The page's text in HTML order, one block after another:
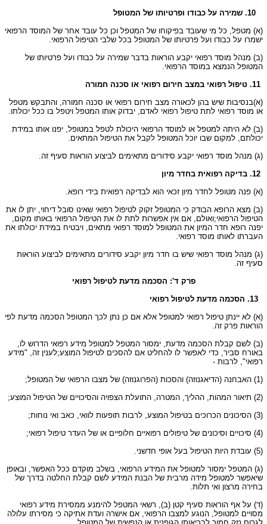
(א) מטפל, כל מי שעובד בפיקוחו של המטפל וכן כל עובד אחר של המוסד הרפואי
ישמרו על כבודו ועל פרטיותו של המטופל בכל שלבי הטיפול הרפואי.
(ב) מנהל מוסד רפואי יקבע הוראות בדבר שמירה על כבודו ועל פרטיותו של
המטופל הנמצא במוסד הרפואי.
(א)בנסיבות שיש בהן לכאורה מצב חירום רפואי או סכנה חמורה, והתבקש מטפל
או מוסד רפואי לתת טיפול רפואי לאדם, יבדוק אותו המטפל ויטפל בו ככל יכולתו.
(ב) לא היתה למטפל או למוסד הרפואי היכולת לטפל במטופל, יפנו אותו במידת
יכולתם, למקום שבו יוכל המטופל לקבל את הטיפול המתאים.
(ג) מנהל מוסד רפואי יקבע סידורים מתאימים לביצוע הוראות סעיף זה.
(א) פנה מטופל לחדר מיון זכאי הוא לבדיקה רפואית בידי רופא.
(ב) מצא הרופא הבודק כי המטופל זקוק לטיפול רפואי שאינו סובל דיחוי, יתן לו את
הטיפול הרפואי;ואולם, אם אין אפשרות לתת לו את הטיפול הרפואי באותו מקום,
יפנה רופא חדר המיון את המטופל למוסד רפואי מתאים, ויבטיח במידת יכולתו את
העברתו לאותו מוסד רפואי.
(ג) מנהל מוסד רפואי שיש בו חדר מיון יקבע סידורים מתאימים לביצוע הוראות
סעיף זה.
פרק ד': הסכמה מדעת לטיפול רפואי
(א) לא יינתן טיפול רפואי למטופל אלא אם כן נתן לכך המטופל הסכמה מדעת לפי
הוראות פרק זה.
(ב) לשם קבלת הסכמה מדעת, ימסור המטפל למטופל מידע רפואי הדרוש לו,
באורח סביר, כדי לאפשר לו להחליט אם להסכים לטיפול המוצע;לענין זה, "מידע
רפואי", לרבות -
(1) האבחנה (הדיאגנוזה) והסכות (הפרוגנוזה) של מצבו הרפואי של המטופל;
(2) תיאור המהות, ההליך, המטרה, התועלת הצפויה והסיכויים של הטיפול המוצע;
(3) הסיכונים הכרוכים בטיפול המוצע, לרבות תופעות לוואי, כאב ואי נוחות;
(4) סיכויים וסיכונים של טיפולים רפואיים חלופיים או של העדר טיפול רפואי;
(5) עובדת היות הטיפול בעל אופי חדשני.
(ג) המטפל ימסור למטופל את המידע הרפואי, בשלב מוקדם ככל האפשר, ובאופן
שיאפשר למטופל מידה מרבית של הבנת המידע לשם קבלת החלטה בדרך של
בחירה מרצון ואי תלות.
(ד) על אף הוראות סעיף קטן (ב), רשאי המטפל להימנע ממסירת מידע רפואי
מסויים למטופל, הנוגע למצבו הרפואי, אם אישרה ועדת אתיקה כי מסירתו עלולה